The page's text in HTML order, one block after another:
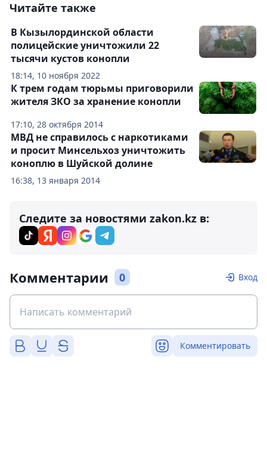
Читайте также
18:14, 10 ноября 2022
В Кызылординской области
полицейские уничтожили 22
тысячи кустов конопли
17:10, 28 октября 2014
К трем годам тюрьмы приговорили
жителя ЗКО за хранение конопли
16:38, 13 января 2014
МВД не справилось с наркотиками
и просит Минсельхоз уничтожить
коноплю в Шуйской долине
Следите за новостями zakon.kz в:
Комментарии 0 Вход
Комментировать